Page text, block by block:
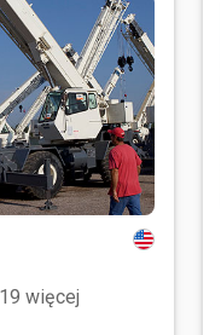
więcej